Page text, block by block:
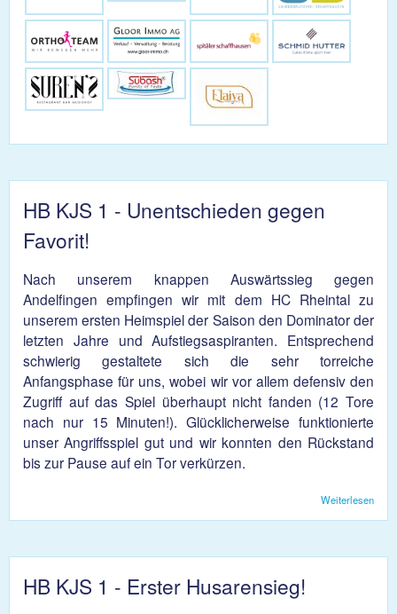
HB KJS 1 - Unentschieden gegen
Favorit!
Nach unserem knappen Auswärtssieg gegen
Andelfingen empfingen wir mit dem HC Rheintal zu
unserem ersten Heimspiel der Saison den Dominator der
letzten Jahre und Aufstiegsaspiranten. Entsprechend
schwierig gestaltete sich die sehr torreiche
Anfangsphase für uns, wobei wir vor allem defensiv den
Zugriff auf das Spiel überhaupt nicht fanden (12 Tore
nach nur 15 Minuten!). Glücklicherweise funktionierte
unser Angriffsspiel gut und wir konnten den Rückstand
bis zur Pause auf ein Tor verkürzen.
Weiterlesen
HB KJS 1 - Erster Husarensieg!